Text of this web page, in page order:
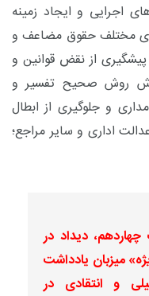
اجرایی و ایجاد زمینه
مختلف حقوق مضاعف و
از نقض قوانین و
روش صحیح تفسیر و
و جلوگیری از ابطال
اداری و سایر مراجع؛
چهاردهم، دیداد در
میزبان یادداشت
و انتقادی در